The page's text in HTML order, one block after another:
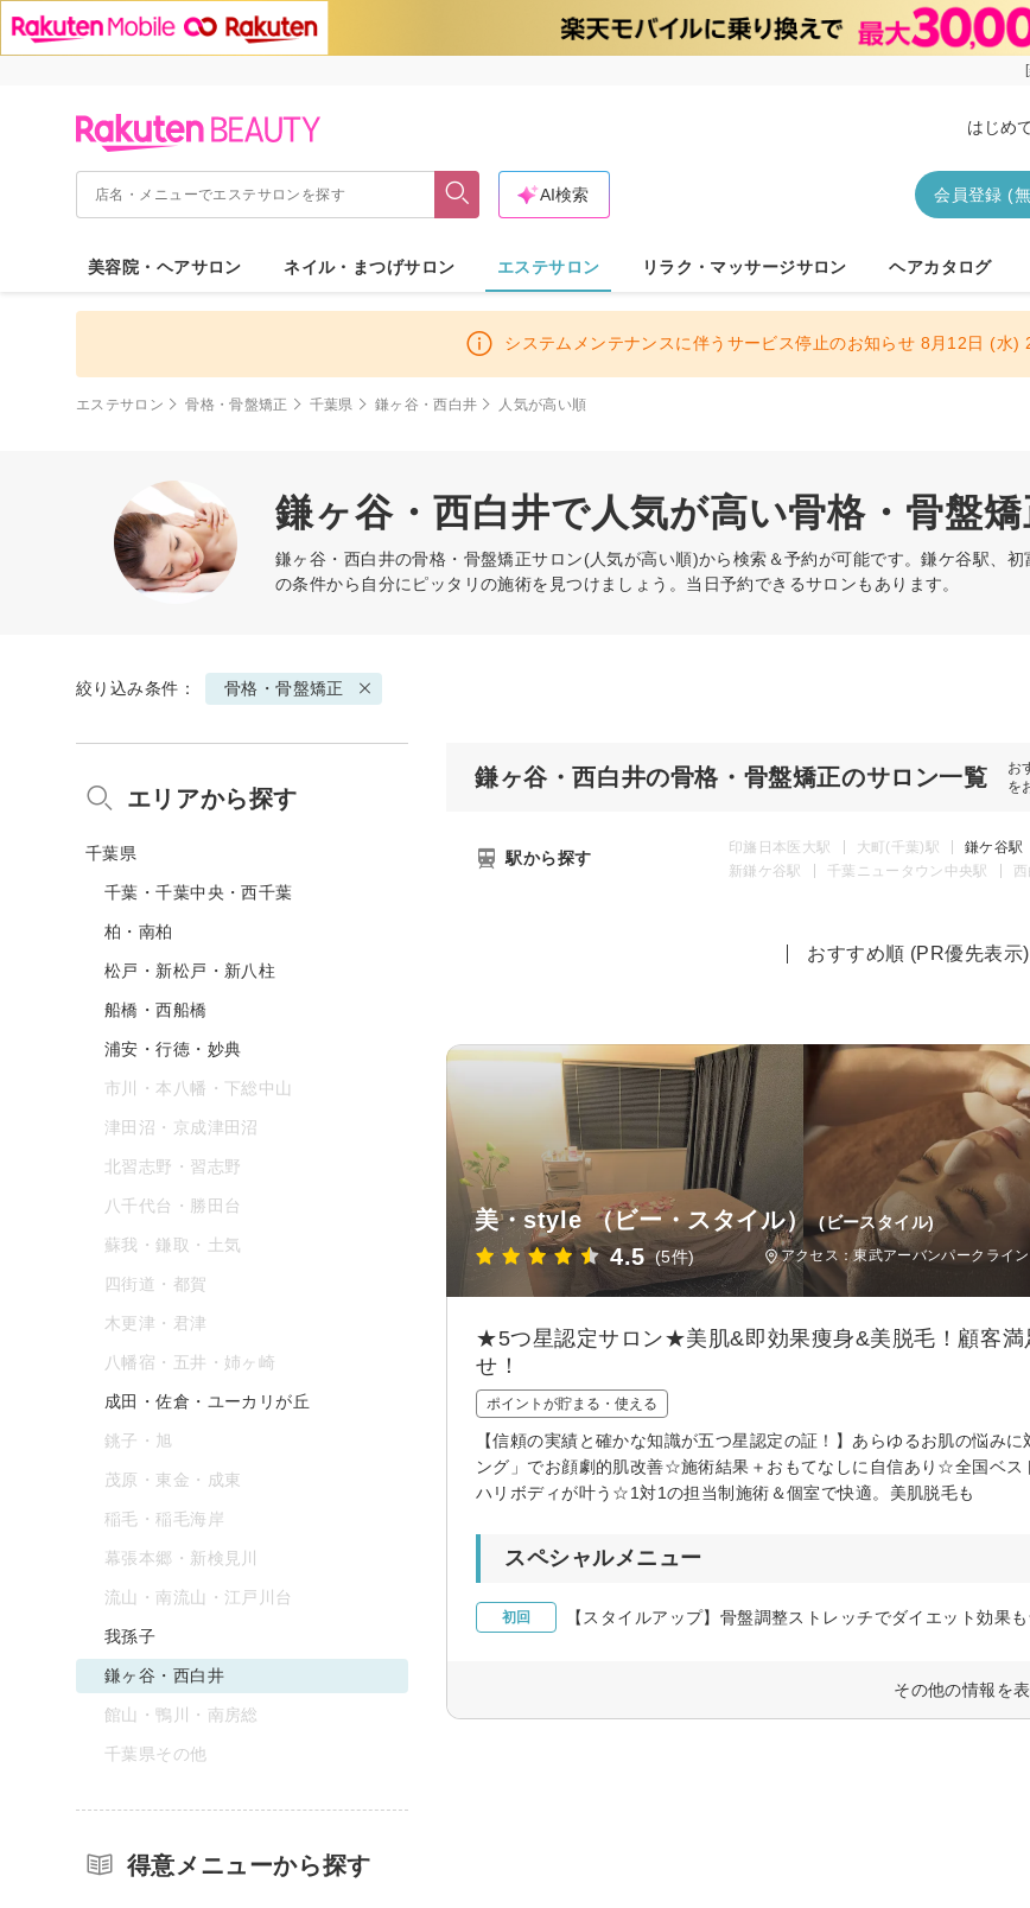
はじめ
会員登録 (
AI検索
美容院・ヘアサロン ネイル・まつげサロン エステサロン リラク・マッサージサロン ヘアカタログ
システムメンテナンスに伴うサービス停止のお知らせ 8月12日 (水)
エステサロン 骨格・骨盤矯正 千葉県 鎌ヶ谷・西白井 人気が高い順
鎌ヶ谷・西白井で人気が高い骨格・骨盤
鎌ヶ谷・西白井の骨格・骨盤矯正サロン(人気が高い順)から検索＆予約が可能です。鎌ケ谷駅、
の条件から自分にピッタリの施術を見つけましょう。当日予約できるサロンもあります。
絞り込み条件： 骨格・骨盤矯正
鎌ヶ谷・西白井の骨格・骨盤矯正のサロン一覧
お
を
駅から探す
印旛日本医大駅 大町(千葉)駅 鎌ケ谷駅
新鎌ケ谷駅
千葉ニュータウン中央駅
おすすめ順 (PR優先表示)
美・style （ビー・スタイル） (ビースタイル)
4.5 (5件) アクセス：東武アーバンパークライ
★5つ星認定サロン★美肌&即効果痩身&美脱毛！顧客
せ！
ポイントが貯まる・使える
【信頼の実績と確かな知識が五つ星認定の証！】あらゆるお肌の悩み
ング」でお顔劇的肌改善☆施術結果＋おもてなしに自信あり☆全国ベ
ハリボディが叶う☆1対1の担当制施術＆個室で快適。美肌脱毛も
スペシャルメニュー
初回 【スタイルアップ】骨盤調整ストレッチでダイエット効果
その他の情報を
エリアから探す
千葉県
千葉・千葉中央・西千葉
柏・南柏
松戸・新松戸・新八柱
船橋・西船橋
浦安・行徳・妙典
市川・本八幡・下総中山
津田沼・京成津田沼
北習志野・習志野
八千代台・勝田台
蘇我・鎌取・土気
四街道・都賀
木更津・君津
八幡宿・五井・姉ヶ崎
成田・佐倉・ユーカリが丘
銚子・旭
茂原・東金・成東
稲毛・稲毛海岸
幕張本郷・新検見川
流山・南流山・江戸川台
我孫子
鎌ヶ谷・西白井
館山・鴨川・南房総
千葉県その他
得意メニューから探す